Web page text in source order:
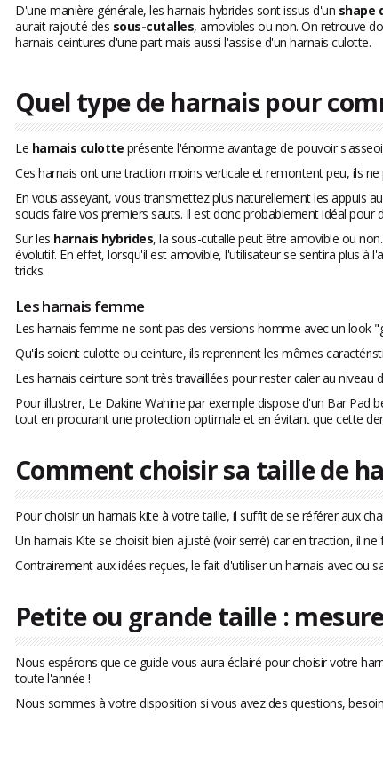
D'une manière générale, les harnais hybrides sont issus d'un shape
aurait rajouté des sous-cutalles, amovibles ou non. On retrouve
harnais ceintures d'une part mais aussi l'assise d'un harnais culotte.
Quel type de harnais pour
Le harnais culotte présente l'énorme avantage de pouvoir
Ces harnais ont une traction moins verticale et remontent peu, ils
En vous asseyant, vous transmettez plus naturellement les appuis
soucis faire vos premiers sauts. Il est donc probablement idéal pour
Sur les harnais hybrides, la sous-cutalle peut être amovible ou
évolutif. En effet, lorsqu'il est amovible, l'utilisateur se sentira plus à
tricks.
Les harnais femme
Les harnais femme ne sont pas des versions homme avec un look
Qu'ils soient culotte ou ceinture, ils reprennent les mêmes
Les harnais ceinture sont très travaillées pour rester caler au niveau
Pour illustrer, Le Dakine Wahine par exemple dispose d'un Bar
tout en procurant une protection optimale et en évitant que cette
Comment choisir sa taille de
Pour choisir un harnais kite à votre taille, il suffit de se référer aux
Un harnais Kite se choisit bien ajusté (voir serré) car en traction, il
Contrairement aux idées reçues, le fait d'utiliser un harnais avec ou
Petite ou grande taille :
Nous espérons que ce guide vous aura éclairé pour choisir votre
toute l'année !
Nous sommes à votre disposition si vous avez des questions,